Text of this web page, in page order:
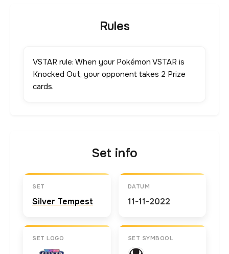
Rules
VSTAR rule: When your Pokémon VSTAR is
Knocked Out, your opponent takes 2 Prize
cards.
Set info
SET
Silver Tempest
DATUM
11-11-2022
SET LOGO SET SYMBOOL